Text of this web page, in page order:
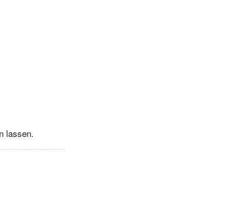
lassen.